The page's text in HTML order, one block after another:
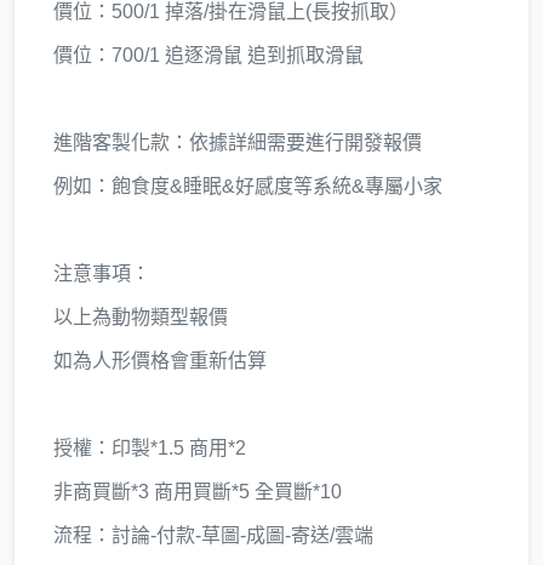
價位：500/1 掉落/掛在滑鼠上(長按抓取）
價位：700/1 追逐滑鼠 追到抓取滑鼠
進階客製化款：依據詳細需要進行開發報價
例如：飽食度&睡眠&好感度等系統&專屬小家
注意事項：
以上為動物類型報價
如為人形價格會重新估算
授權：印製*1.5 商用*2
非商買斷*3 商用買斷*5 全買斷*10
流程：討論-付款-草圖-成圖-寄送/雲端